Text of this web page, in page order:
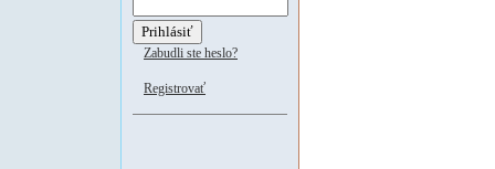
Zabudli ste heslo?
Registrovať